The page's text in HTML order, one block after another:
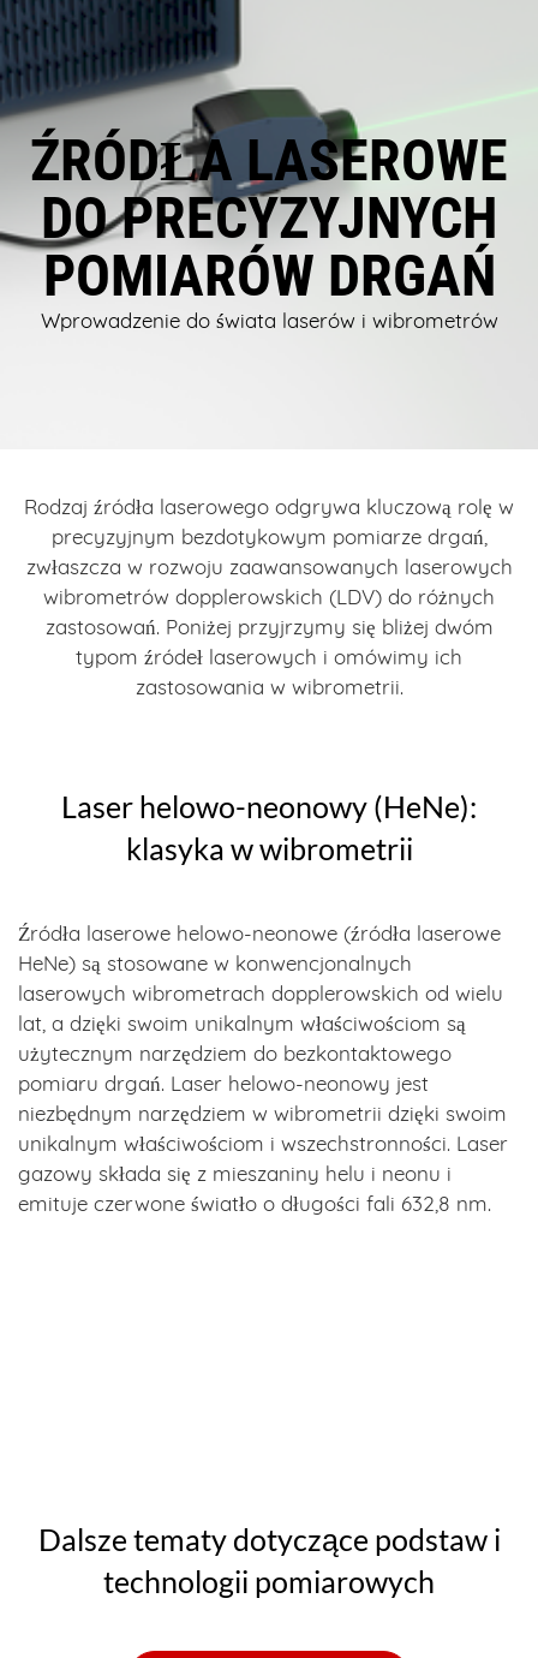
ŹRÓDŁA LASEROWE
DO PRECYZYJNYCH
POMIARÓW DRGAŃ
Wprowadzenie do świata laserów i wibrometrów
Rodzaj źródła laserowego odgrywa kluczową rolę w
precyzyjnym bezdotykowym pomiarze drgań,
zwłaszcza w rozwoju zaawansowanych laserowych
wibrometrów dopplerowskich (LDV) do różnych
zastosowań. Poniżej przyjrzymy się bliżej dwóm
typom źródeł laserowych i omówimy ich
zastosowania w wibrometrii.
Laser helowo-neonowy (HeNe):
klasyka w wibrometrii
Źródła laserowe helowo-neonowe (źródła laserowe
HeNe) są stosowane w konwencjonalnych
laserowych wibrometrach dopplerowskich od wielu
lat, a dzięki swoim unikalnym właściwościom są
użytecznym narzędziem do bezkontaktowego
pomiaru drgań. Laser helowo-neonowy jest
niezbędnym narzędziem w wibrometrii dzięki swoim
unikalnym właściwościom i wszechstronności. Laser
gazowy składa się z mieszaniny helu i neonu i
emituje czerwone światło o długości fali 632,8 nm.
Dalsze tematy dotyczące podstaw i
technologii pomiarowych